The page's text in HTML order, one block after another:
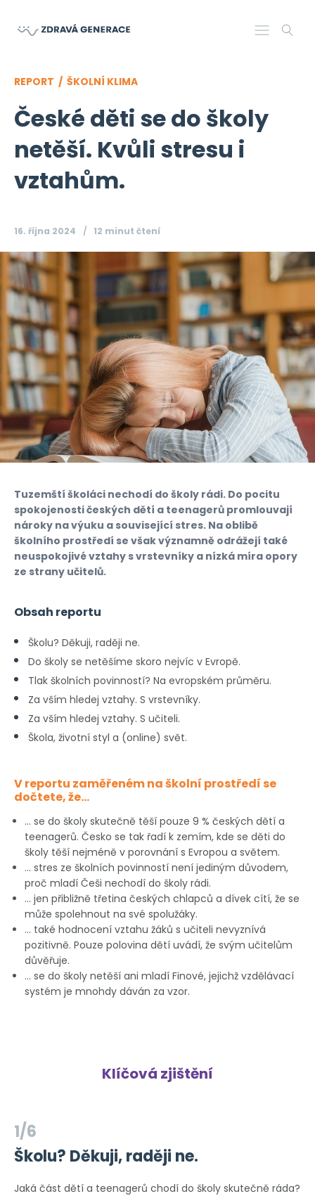
REPORT / ŠKOLNÍ KLIMA
České děti se do školy
netěší. Kvůli stresu i
vztahům.
16. října 2024 12 minut čtení
Tuzemští školáci nechodí do školy rádi. Do pocitu
spokojenosti českých dětí a teenagerů promlouvají
nároky na výuku a související stres. Na oblibě
školního prostředí se však významně odrážejí také
neuspokojivé vztahy s vrstevníky a nízká míra opory
ze strany učitelů.
Obsah reportu
Školu? Děkuji, raději ne.
Do školy se netěšíme skoro nejvíc v Evropě.
Tlak školních povinností? Na evropském průměru.
Za vším hledej vztahy. S vrstevníky.
Za vším hledej vztahy. S učiteli.
Škola, životní styl a (online) svět.
V reportu zaměřeném na školní prostředí se
dočtete, že…
… se do školy skutečně těší pouze 9 % českých dětí a
teenagerů. Česko se tak řadí k zemím, kde se děti do
školy těší nejméně v porovnání s Evropou a světem.
... stres ze školních povinností není jediným důvodem,
proč mladí Češi nechodí do školy rádi.
… jen přibližně třetina českých chlapců a dívek cítí, že se
může spolehnout na své spolužáky.
… také hodnocení vztahu žáků s učiteli nevyznívá
pozitivně. Pouze polovina dětí uvádí, že svým učitelům
důvěřuje.
… se do školy netěší ani mladí Finové, jejichž vzdělávací
systém je mnohdy dáván za vzor.
Klíčová zjištění
1/6
Školu? Děkuji, raději ne.
Jaká část dětí a teenagerů chodí do školy skutečně ráda?